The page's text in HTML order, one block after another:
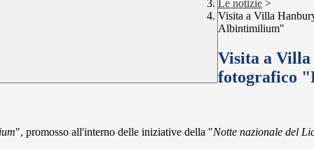
Le notizie >
Visita a Villa
Albintimilium"
Visita a
fotografico
", promosso all'interno delle iniziative della "Notte nazionale del